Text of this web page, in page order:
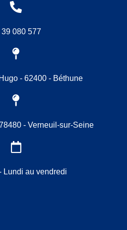
39 080 577
- 62400 - Béthune
- Verneuil-sur-Seine
Lundi au vendredi